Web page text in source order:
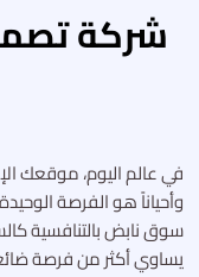
شركة
في عالم اليوم، موقعك
وأحياناً هو الفرصة
سوق نابض بالتنافسية
يساوي أكثر من فرصة